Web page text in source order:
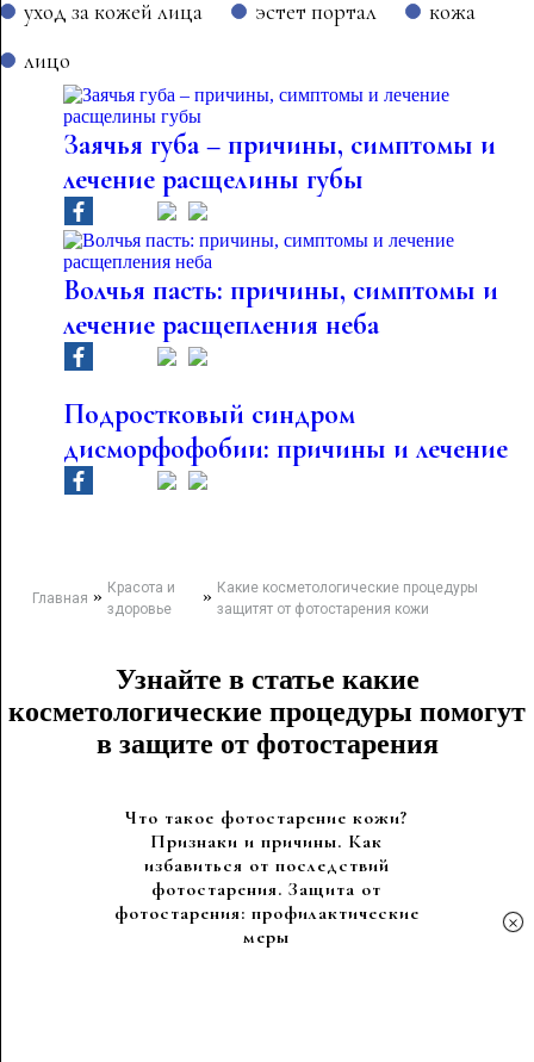
уход за кожей лица
эстет портал
кожа
лицо
Заячья губа – причины, симптомы и
лечение расщелины губы
Волчья пасть: причины, симптомы и
лечение расщепления неба
Подростковый синдром
дисморфофобии: причины и лечение
Главная » Красота и
здоровье
» Какие косметологические процедуры
защитят от фотостарения кожи
Узнайте в статье какие
косметологические процедуры помогут
в защите от фотостарения
Что такое фотостарение кожи?
Признаки и причины. Как
избавиться от последствий
фотостарения. Защита от
фотостарения: профилактические
меры
×